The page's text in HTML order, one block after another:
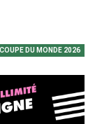
COUPE DU MONDE 2026